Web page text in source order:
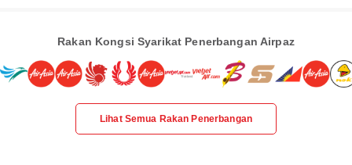
Rakan Kongsi Syarikat Penerbangan Airpaz
Lihat Semua Rakan Penerbangan